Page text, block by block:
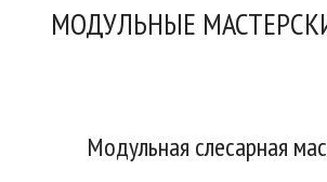
МОДУЛЬНЫЕ
Модульная слесарная